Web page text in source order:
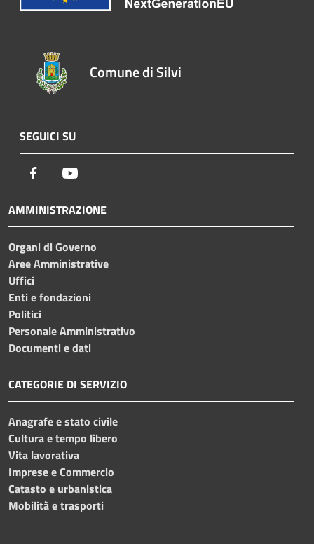
Comune di Silvi
SEGUICI SU
Facebook
AMMINISTRAZIONE
Organi di Governo
Aree Amministrative
Uffici
Enti e fondazioni
Politici
Personale Amministrativo
Documenti e dati
CATEGORIE DI SERVIZIO
Anagrafe e stato civile
Cultura e tempo libero
Vita lavorativa
Imprese e Commercio
Catasto e urbanistica
Mobilità e trasporti